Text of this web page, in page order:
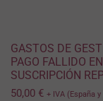
GASTOS DE
PAGO FALLIDO EN
SUSCRIPCIÓN
50,00 € + IVA (España y